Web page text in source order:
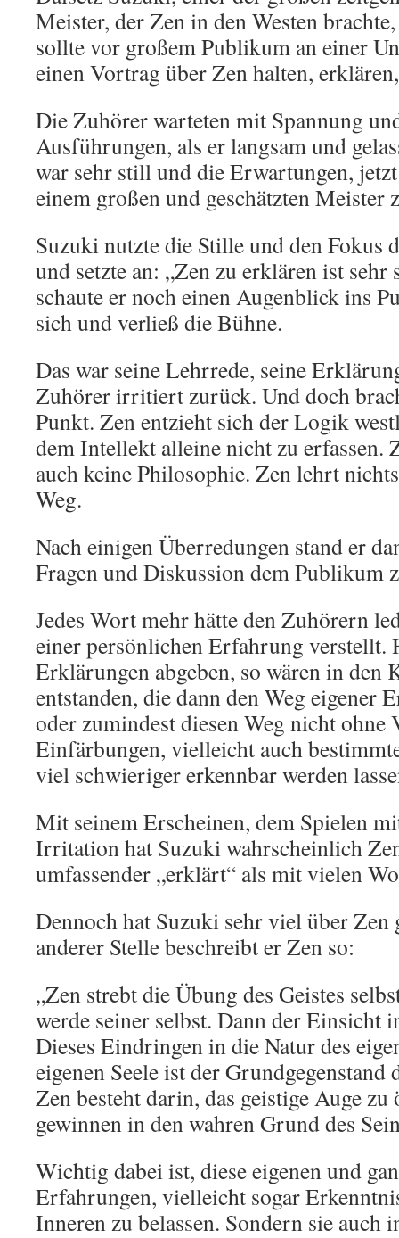
Meister, der Zen in den Westen
sollte vor großem Publikum an einer
einen Vortrag über Zen halten,
Die Zuhörer warteten mit Spannung
Ausführungen, als er langsam und
war sehr still und die Erwartungen,
einem großen und geschätzten Meister
Suzuki nutzte die Stille und den Fokus
und setzte an: „Zen zu erklären ist
schaute er noch einen Augenblick ins
sich und verließ die Bühne.
Das war seine Lehrrede, seine
Zuhörer irritiert zurück. Und doch
Punkt. Zen entzieht sich der Logik
dem Intellekt alleine nicht zu erfassen.
auch keine Philosophie. Zen lehrt
Weg.
Nach einigen Überredungen stand er
Fragen und Diskussion dem Publikum
Jedes Wort mehr hätte den Zuhörern
einer persönlichen Erfahrung verstellt.
Erklärungen abgeben, so wären in den
entstanden, die dann den Weg eigener
oder zumindest diesen Weg nicht ohne
Einfärbungen, vielleicht auch
viel schwieriger erkennbar werden
Mit seinem Erscheinen, dem Spielen
Irritation hat Suzuki wahrscheinlich
umfassender „erklärt“ als mit vielen
Dennoch hat Suzuki sehr viel über Zen
anderer Stelle beschreibt er Zen so:
„Zen strebt die Übung des Geistes
werde seiner selbst. Dann der Einsicht
Dieses Eindringen in die Natur des
eigenen Seele ist der
Zen besteht darin, das geistige Auge
gewinnen in den wahren Grund des
Wichtig dabei ist, diese eigenen und
Erfahrungen, vielleicht sogar
Inneren zu belassen. Sondern sie auch